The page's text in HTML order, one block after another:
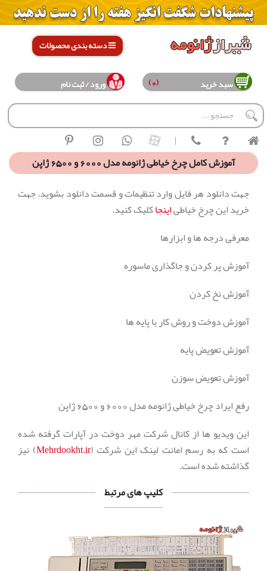
دسته بندی محصولات
سبد خرید ورود / ثبت نام
آموزش کامل چرخ خیاطی ژانومه مدل 6000 و 6500 ژاپن
جهت دانلود هر فایل وارد تنظیمات و قسمت دانلود بشوید. جهت
خرید این چرخ خیاطیاینجاکلیک کنید.
معرفی درجه ها و ابزارها
آموزش پر کردن و جاگذاری ماسوره
آموزش نخ کردن
آموزش دوخت و روش کار با پایه ها
آموزش تعویض پایه
آموزش تعویض سوزن
رفع ایراد چرخ خیاطی ژانومه مدل 6000 و 6500 ژاپن
این ویدیو ها از کانال شرکت مهر دوخت در آپارات گرفته شده
است که به رسم امانت لینک این شرکت (Mehrdookht.ir) نیز
گذاشته شده است.
کلیپ های مرتبط